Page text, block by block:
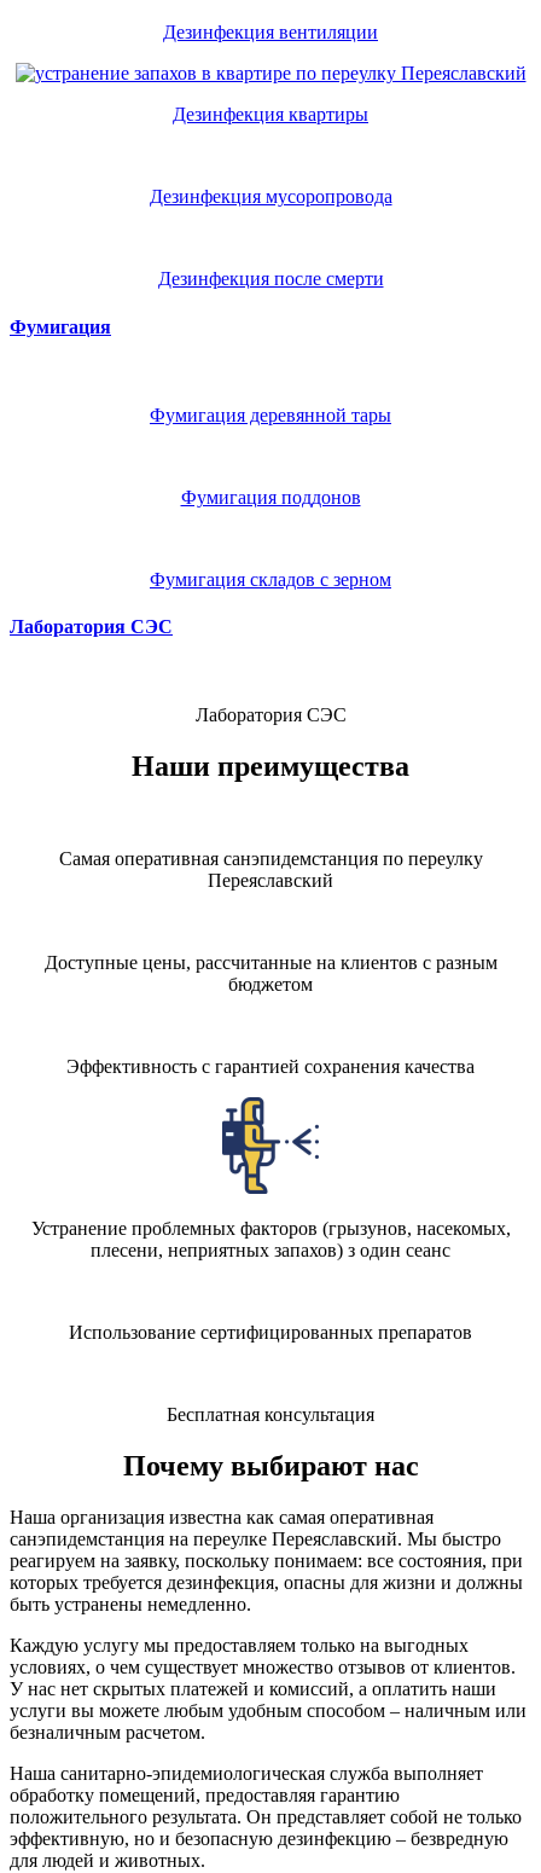
Дезинфекция вентиляции
Дезинфекция квартиры
Дезинфекция мусоропровода
Дезинфекция после смерти
Фумигация
Фумигация деревянной тары
Фумигация поддонов
Фумигация складов с зерном
Лаборатория СЭС
Лаборатория СЭС
Наши преимущества
Самая оперативная санэпидемстанция по переулку
Переяславский
Доступные цены, рассчитанные на клиентов с разным
бюджетом
Эффективность с гарантией сохранения качества
Устранение проблемных факторов (грызунов, насекомых,
плесени, неприятных запахов) з один сеанс
Использование сертифицированных препаратов
Бесплатная консультация
Почему выбирают нас
Наша организация известна как самая оперативная
санэпидемстанция на переулке Переяславский. Мы быстро
реагируем на заявку, поскольку понимаем: все состояния, при
которых требуется дезинфекция, опасны для жизни и должны
быть устранены немедленно.
Каждую услугу мы предоставляем только на выгодных
условиях, о чем существует множество отзывов от клиентов.
У нас нет скрытых платежей и комиссий, а оплатить наши
услуги вы можете любым удобным способом – наличным или
безналичным расчетом.
Наша санитарно-эпидемиологическая служба выполняет
обработку помещений, предоставляя гарантию
положительного результата. Он представляет собой не только
эффективную, но и безопасную дезинфекцию – безвредную
для людей и животных.